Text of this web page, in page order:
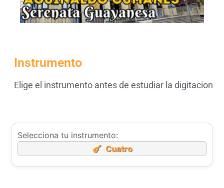
Instrumento
Elige el instrumento antes de estudiar la digitacion
Selecciona tu instrumento:
Cuatro